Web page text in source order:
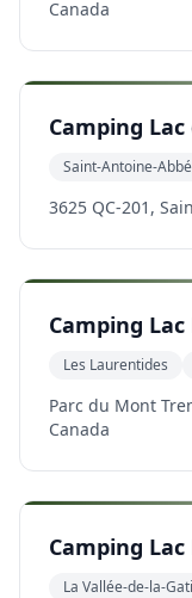
Canada
Camping Lac
Saint-Antoine-Abbé
3625 QC-201,
Camping Lac
Les Laurentides
Parc du Mont
Canada
Camping
La Vallée-de-la-